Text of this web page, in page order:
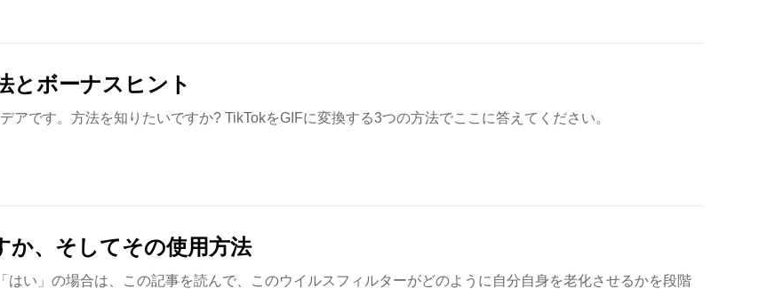
とボーナスヒント
アです。方法を知りたいですか? TikTokをGIFに変換する3つの方法でここに答えてください。
か、そしてその使用方法
い」の場合は、この記事を読んで、このウイルスフィルターがどのように自分自身を老化させるかを段階